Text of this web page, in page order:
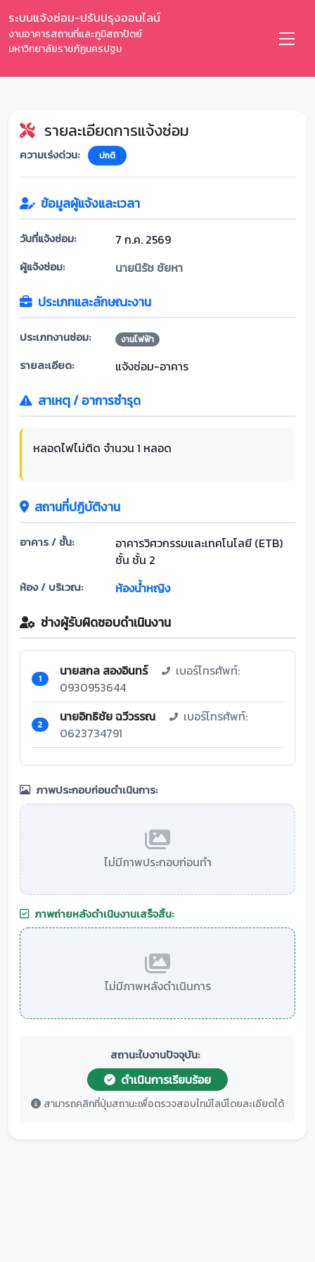
ระบบแจ้งซ่อม-ปรับปรุงออนไลน์
งานอาคารสถานที่และภูมิสถาปัตย์
มหาวิทยาลัยราชภัฏนครปฐม
รายละเอียดการแจ้งซ่อม
ความเร่งด่วน: ปกติ
ข้อมูลผู้แจ้งและเวลา
วันที่แจ้งซ่อม: 7 ก.ค. 2569
ผู้แจ้งซ่อม: นายนิรัช ชัยหา
ประเภทและลักษณะงาน
ประเภทงานซ่อม: งานไฟฟ้า
รายละเอียด: แจ้งซ่อม-อาคาร
สาเหตุ / อาการชำรุด
หลอดไฟไม่ติด จำนวน 1 หลอด
สถานที่ปฏิบัติงาน
อาคาร / ชั้น:
อาคารวิศวกรรมและเทคโนโลยี (ETB)
ชั้น ชั้น 2
ห้อง / บริเวณ: ห้องน้ำหญิง
ช่างผู้รับผิดชอบดำเนินงาน
1 นายสกล สองอินทร์
เบอร์โทรศัพท์:
0930953644
2 นายอิทธิชัย ฉวีวรรณ
เบอร์โทรศัพท์:
0623734791
ภาพประกอบก่อนดำเนินการ:
ไม่มีภาพประกอบก่อนทำ
ภาพถ่ายหลังดำเนินงานเสร็จสิ้น:
ไม่มีภาพหลังดำเนินการ
สถานะใบงานปัจจุบัน:
ดำเนินการเรียบร้อย
สามารถคลิกที่ปุ่มสถานะเพื่อตรวจสอบไทม์ไลน์โดยละเอียดได้